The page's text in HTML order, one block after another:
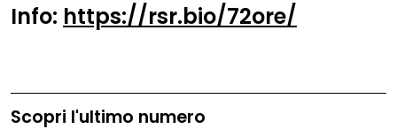
Info: https://rsr.bio/72ore/
Scopri l'ultimo numero